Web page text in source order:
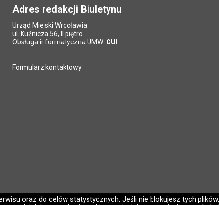
oraz do celów statystycznych. Jeśli nie blokujesz tych
Adres redakcji Biuletynu
Urząd Miejski Wrocławia
ul. Kuźnicza 56, II piętro
Obsługa informatyczna UMW: CUI
Formularz kontaktowy